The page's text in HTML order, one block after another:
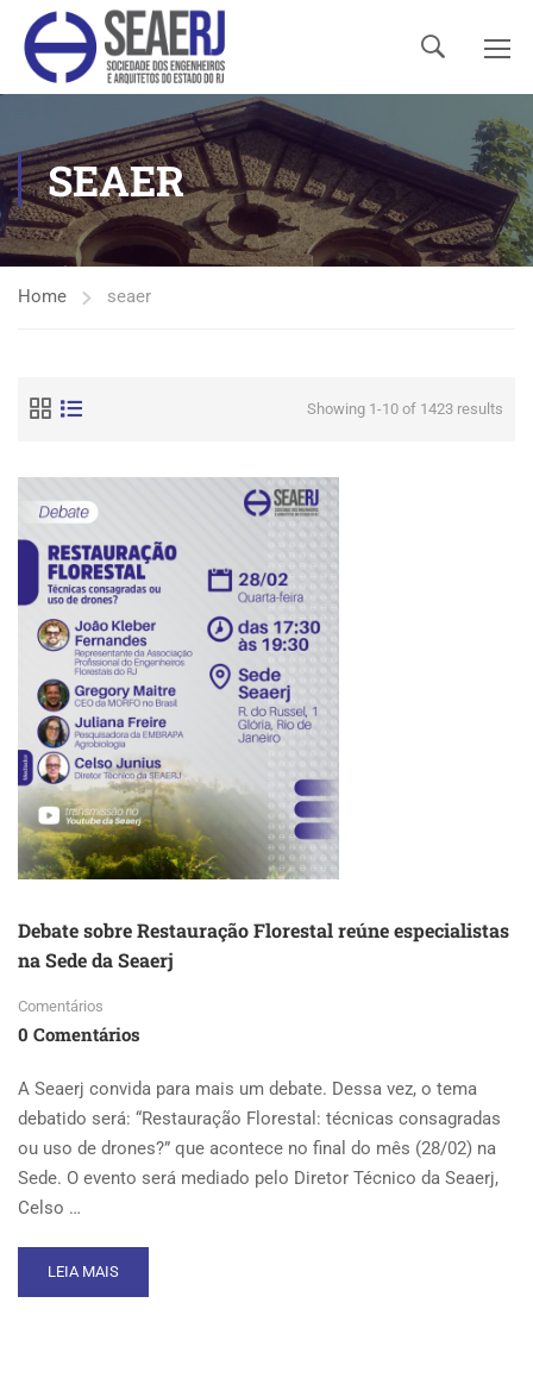
SEAER
Home seaer
Showing 1-10 of 1423 results
Debate sobre Restauração Florestal reúne especialistas
na Sede da Seaerj
Comentários
0 Comentários
A Seaerj convida para mais um debate. Dessa vez, o tema
debatido será: “Restauração Florestal: técnicas consagradas
ou uso de drones?” que acontece no final do mês (28/02) na
Sede. O evento será mediado pelo Diretor Técnico da Seaerj,
Celso …
READ
MORE
LEIA MAIS